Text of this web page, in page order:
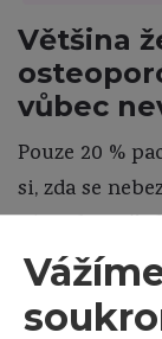
Většina
vůbec
Pouze 20 %
si, zda se
vás nebo